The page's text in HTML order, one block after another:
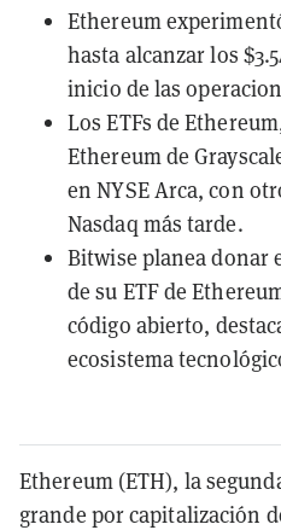
Ethereum
hasta alcanzar los
inicio de las
Los ETFs de
Ethereum de
en NYSE Arca, con
Nasdaq más tarde.
Bitwise planea donar
de su ETF de
código abierto,
ecosistema
Ethereum (ETH), la
grande por capitalización